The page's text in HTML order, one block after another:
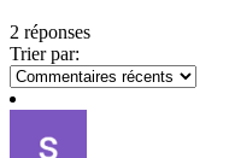
2 réponses
Trier par: